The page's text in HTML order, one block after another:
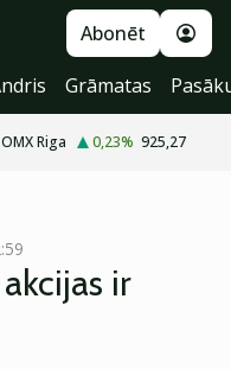
Abonēt
Grāmatas
OMX Riga 0,23% 925,27
ir